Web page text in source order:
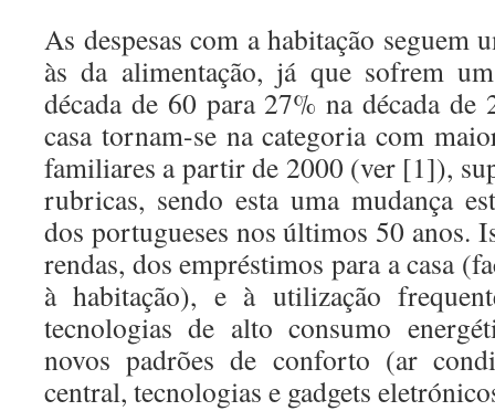
As despesas com a habitação seguem
às da alimentação, já que sofrem
década de 60 para 27% na década de
casa tornam-se na categoria com
familiares a partir de 2000 (ver [1]),
rubricas, sendo esta uma mudança
dos portugueses nos últimos 50 anos.
rendas, dos empréstimos para a casa
à habitação), e à utilização
tecnologias de alto consumo
novos padrões de conforto (ar
central, tecnologias e gadgets